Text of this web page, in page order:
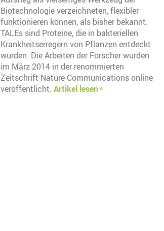
Biotechnologie verzeichneten, flexibler
funktionieren können, als bisher bekannt.
TALEs sind Proteine, die in bakteriellen
Krankheitserregern von Pflanzen entdeckt
wurden. Die Arbeiten der Forscher wurden
im März 2014 in der renommierten
Zeitschrift Nature Communications online
veröffentlicht. Artikel lesen